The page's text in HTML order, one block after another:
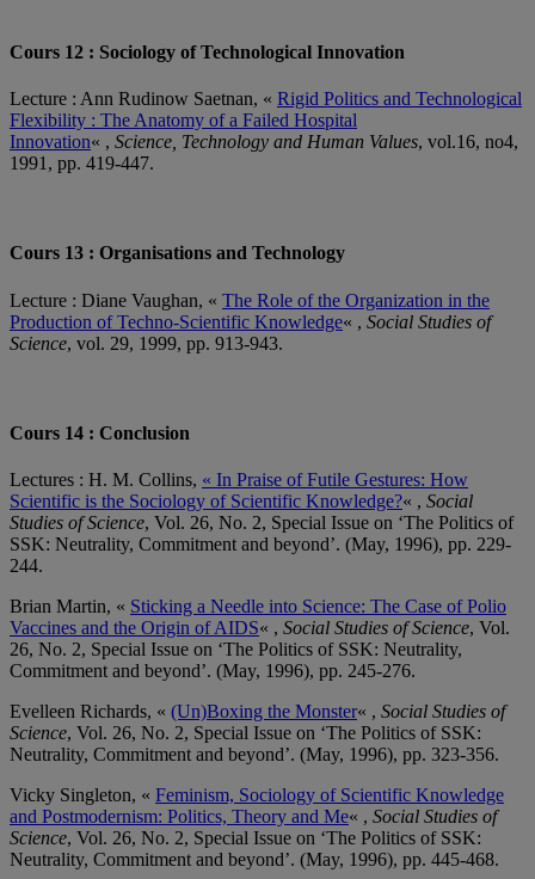
Cours 12 : Sociology of Technological Innovation
Lecture : Ann Rudinow Saetnan, « Rigid Politics and Technological
Flexibility : The Anatomy of a Failed Hospital
Innovation« , Science, Technology and Human Values, vol.16, no4,
1991, pp. 419-447.
Cours 13 : Organisations and Technology
Lecture : Diane Vaughan, « The Role of the Organization in the
Production of Techno-Scientific Knowledge« , Social Studies of
Science, vol. 29, 1999, pp. 913-943.
Cours 14 : Conclusion
Lectures : H. M. Collins, « In Praise of Futile Gestures: How
Scientific is the Sociology of Scientific Knowledge?« , Social
Studies of Science, Vol. 26, No. 2, Special Issue on ‘The Politics of
SSK: Neutrality, Commitment and beyond’. (May, 1996), pp. 229-
244.
Brian Martin, « Sticking a Needle into Science: The Case of Polio
Vaccines and the Origin of AIDS« , Social Studies of Science, Vol.
26, No. 2, Special Issue on ‘The Politics of SSK: Neutrality,
Commitment and beyond’. (May, 1996), pp. 245-276.
Evelleen Richards, « (Un)Boxing the Monster« , Social Studies of
Science, Vol. 26, No. 2, Special Issue on ‘The Politics of SSK:
Neutrality, Commitment and beyond’. (May, 1996), pp. 323-356.
Vicky Singleton, « Feminism, Sociology of Scientific Knowledge
and Postmodernism: Politics, Theory and Me« , Social Studies of
Science, Vol. 26, No. 2, Special Issue on ‘The Politics of SSK:
Neutrality, Commitment and beyond’. (May, 1996), pp. 445-468.